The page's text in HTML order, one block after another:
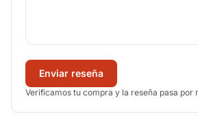
Enviar reseña
Verificamos tu compra y la reseña pasa por